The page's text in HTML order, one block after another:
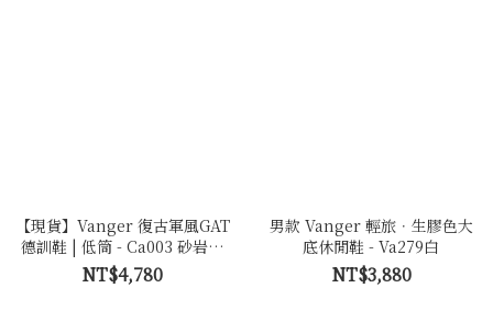
【現貨】Vanger 復古軍風GAT
德訓鞋 | 低筒 - Ca003 砂岩白
(白底)
NT$4,780
男款 Vanger 輕旅．生膠色大
底休閒鞋 - Va279白
NT$3,880